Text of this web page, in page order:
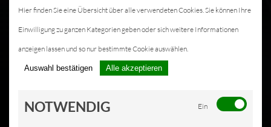
Hier finden Sie eine Übersicht über alle verwendeten Cookies. Sie können Ihre
Einwilligung zu ganzen Kategorien geben oder sich weitere Informationen
anzeigen lassen und so nur bestimmte Cookie auswählen.
Auswahl bestätigen Alle akzeptieren
NOTWENDIG Ein